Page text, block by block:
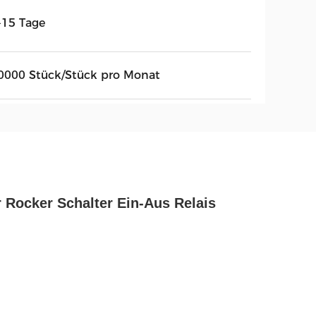
Tage
Stück/Stück pro Monat
Schalter Ein-Aus Relais